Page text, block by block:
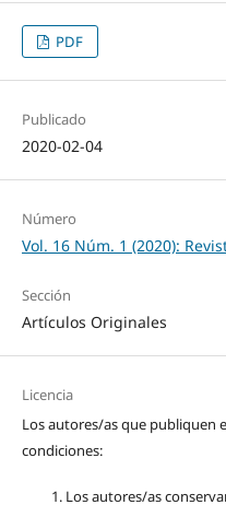
PDF
Publicado
2020-02-04
Número
Vol. 16 Núm. 1 (2020):
Sección
Artículos Originales
Licencia
Los autores/as que publiquen
condiciones:
Los autores/as